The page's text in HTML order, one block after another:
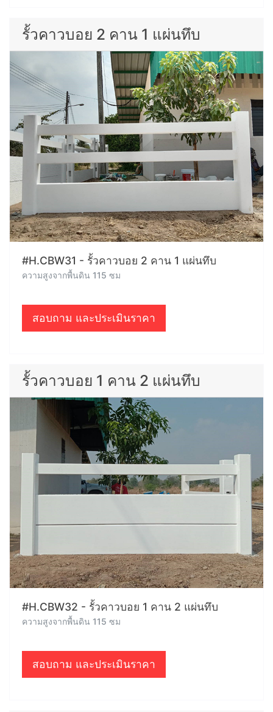
รั้วคาวบอย 2 คาน 1 แผ่นทึบ
#H.CBW31 - รั้วคาวบอย 2 คาน 1 แผ่นทึบ
ความสูงจากพื้นดิน 115 ซม
สอบถาม และประเมินราคา
รั้วคาวบอย 1 คาน 2 แผ่นทึบ
#H.CBW32 - รั้วคาวบอย 1 คาน 2 แผ่นทึบ
ความสูงจากพื้นดิน 115 ซม
สอบถาม และประเมินราคา